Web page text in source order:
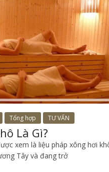
Tổng hợp TƯ VẤN
Là Gì?
xem là liệu pháp xông hơi
Tây và đang trở